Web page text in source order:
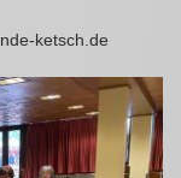
ketsch.de